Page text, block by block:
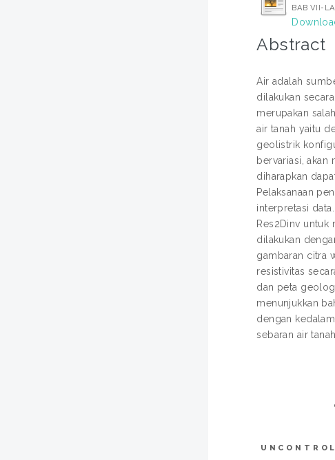
BAB VII-
Abstract
Air adalah
dilakukan
merupakan
air tanah yaitu
geolistrik
bervariasi,
diharapkan
Pelaksanaan
interpretasi
Res2Dinv untuk
dilakukan
gambaran citra
resistivitas
dan peta
menunjukkan
dengan
sebaran air